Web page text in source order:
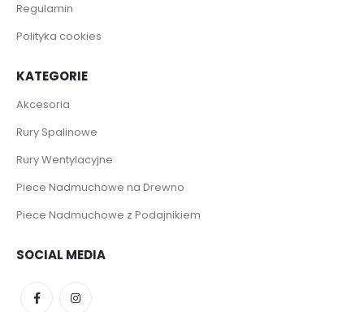
Regulamin
Polityka cookies
KATEGORIE
Akcesoria
Rury Spalinowe
Rury Wentylacyjne
Piece Nadmuchowe na Drewno
Piece Nadmuchowe z Podajnikiem
SOCIAL MEDIA